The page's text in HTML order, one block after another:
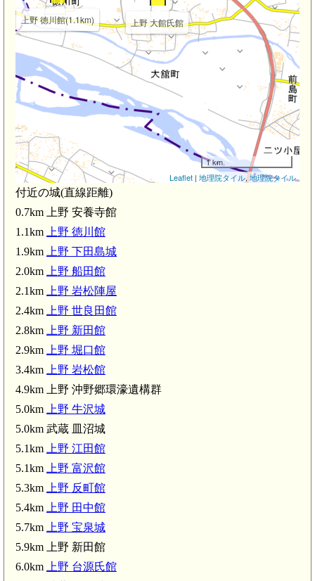
上野 大館氏館
上野 徳川館(1.1km)
武蔵 皿沼城(5.0km)
武蔵 深谷城(6.2km)
1 km
Leaflet | 地理院タイル,地理院タイル
付近の城(直線距離)
0.7km 上野 安養寺館
1.1km
上野 徳川館
1.9km
上野 下田島城
2.0km
上野 船田館
2.1km
上野 岩松陣屋
2.4km
上野 世良田館
2.8km
上野 新田館
2.9km
上野 堀口館
3.4km
上野 岩松館
4.9km 上野 沖野郷環濠遺構群
5.0km
上野 牛沢城
5.0km 武蔵 皿沼城
5.1km
上野 江田館
5.1km
上野 富沢館
5.3km
上野 反町館
5.4km
上野 田中館
5.7km
上野 宝泉城
5.9km 上野 新田館
6.0km
上野 台源氏館